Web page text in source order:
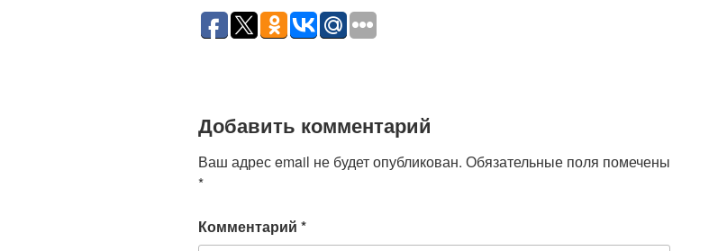
Добавить комментарий
Ваш адрес email не будет опубликован. Обязательные поля помечены
*
Комментарий *